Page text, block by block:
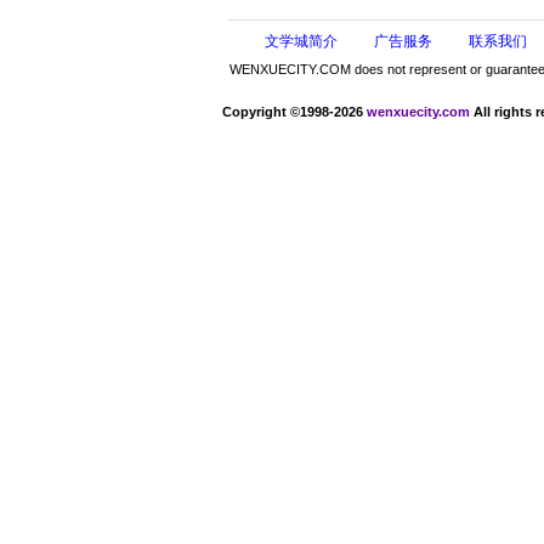
文学城简介 广告服务 联系我们
WENXUECITY.COM does not represent or
Copyright ©1998-2026 wenxuecity.com All rights